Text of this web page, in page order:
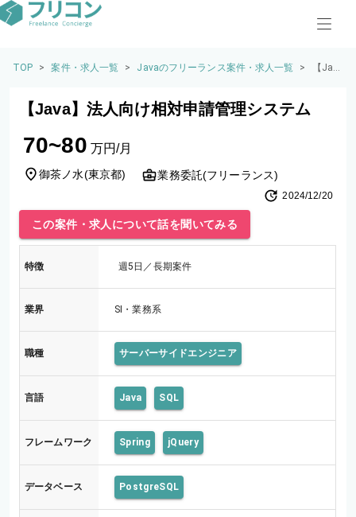
TOP > 案件・求人一覧 > Javaのフリーランス案件・求人一覧 >
【Jav
【Java】法人向け相対申請管理システム
70~80 万円/月
御茶ノ水(東京都) 業務委託(フリーランス)
2024/12/20
この案件・求人について話を聞いてみる
特徴 週5日／長期案件
業界 SI・業務系
職種 サーバーサイドエンジニア
言語 Java SQL
フレームワーク Spring jQuery
データベース PostgreSQL